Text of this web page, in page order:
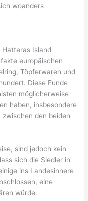
woanders
Hatteras Island
europäischen
Töpferwaren und
Diese Funde
möglicherweise
haben, insbesondere
den beiden
sind jedoch kein
sich die Siedler in
ins Landesinnere
eine
würde.